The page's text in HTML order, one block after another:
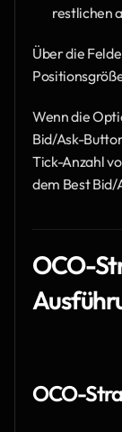
restlichen
Über die
Wenn die
Bid/Ask-
Tick-Anzahl
dem Best Bid/
OCO-
OCO-